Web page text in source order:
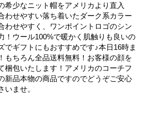
希少なニット帽をアメリカより直入
わせやすい落ち着いたダーク系カラー
わせやすく、ワンポイントロゴのシン
！ウール100%で暖かく肌触りも良いの
でギフトにもおすすめです♪本日16時ま
もちろん全品送料無料！お客様の顔を
梱包いたします！アメリカのコーチフ
新品本物の商品ですのでどうぞご安心
いませ。